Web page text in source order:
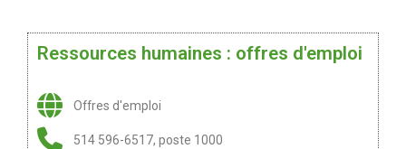
Ressources humaines : offres d'emploi
Offres d'emploi
514 596-6517, poste 1000